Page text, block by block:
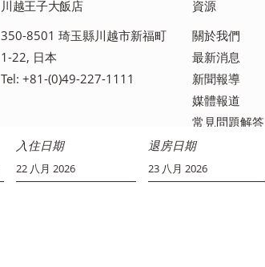
入住日期 退房日期
川越王子大飯店
350-8501 琦玉縣川越市新福町
1-22, 日本
Tel: +81-(0)49-227-1111
資源
關於我們
最新消息
新聞報導
媒體報道
常見問題解答